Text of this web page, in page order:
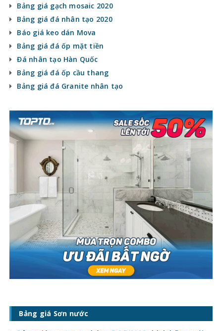
Bảng giá gạch mosaic 2020
Bảng giá đá nhân tạo 2020
Báo giá keo dán Mova
Bảng giá đá ốp mặt tiền
Đá nhân tạo Hàn Quốc
Bảng giá đá ốp cầu thang
Bảng giá đá Granite nhân tạo
Bảng giá Sơn nước